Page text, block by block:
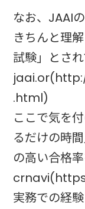
なお、JAAI
きちんと理
試験」とされ
.html)
ここで気を
るだけの時
の高い合格
実務での経